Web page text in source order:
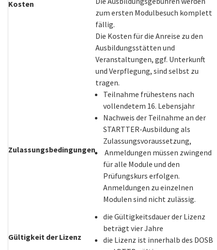
Kosten
zum ersten Modulbesuch komplett
fällig.
Die Kosten für die Anreise zu den
Ausbildungsstätten und
Veranstaltungen, ggf. Unterkunft
und Verpflegung, sind selbst zu
tragen.
Zulassungsbedingungen
Teilnahme frühestens nach
vollendetem 16. Lebensjahr
Nachweis der Teilnahme an der
STARTTER-Ausbildung als
Zulassungsvoraussetzung,
Anmeldungen müssen zwingend
für alle Module und den
Prüfungskurs erfolgen.
Anmeldungen zu einzelnen
Modulen sind nicht zulässig.
Gültigkeit der Lizenz
die Gültigkeitsdauer der Lizenz
beträgt vier Jahre
die Lizenz ist innerhalb des DOSB